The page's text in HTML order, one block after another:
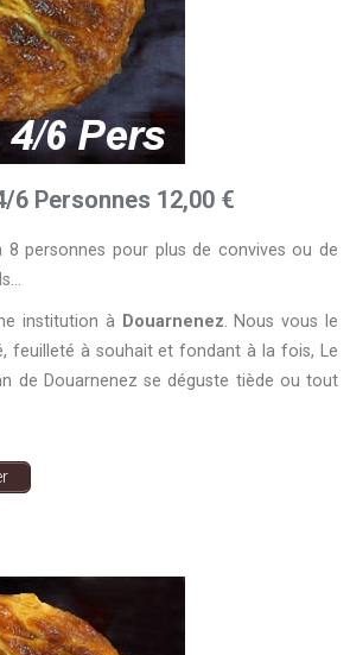
6 Personnes 12,00 €
8 personnes pour plus de convives ou de
institution àDouarnenez. Nous vous le
feuilleté à souhait et fondant à la fois, Le
de Douarnenez se déguste tiède ou tout